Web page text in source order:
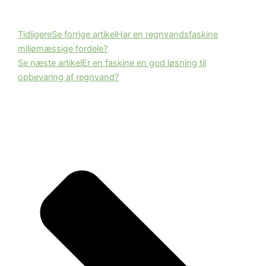
TidligereSe forrige artikelHar en regnvandsfaskine
miljømæssige fordele?
Se næste artikelEr en faskine en god løsning til
opbevaring af regnvand?